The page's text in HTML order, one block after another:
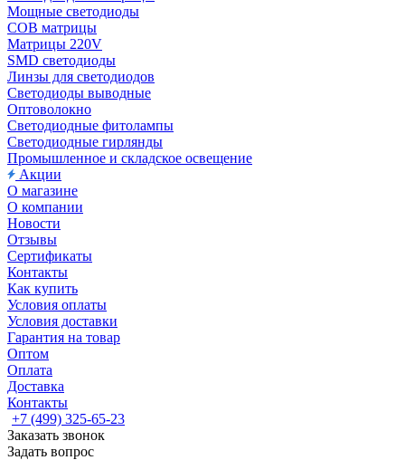
Мощные светодиоды
COB матрицы
Матрицы 220V
SMD светодиоды
Линзы для светодиодов
Светодиоды выводные
Оптоволокно
Светодиодные фитолампы
Светодиодные гирлянды
Промышленное и складское освещение
Акции
О магазине
О компании
Новости
Отзывы
Сертификаты
Контакты
Как купить
Условия оплаты
Условия доставки
Гарантия на товар
Оптом
Оплата
Доставка
Контакты
+7 (499) 325-65-23
Заказать звонок
Задать вопрос